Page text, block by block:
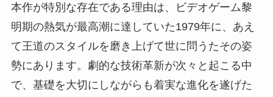
本作が特別な存在である理由は、ビデオゲーム黎
明期の熱気が最高潮に達していた1979年に、あえ
て王道のスタイルを磨き上げて世に問うたその姿
勢にあります。劇的な技術革新が次々と起こる中
で、基礎を大切にしながらも着実な進化を遂げた